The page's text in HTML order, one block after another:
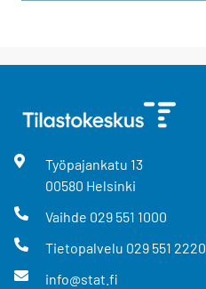
Työpajankatu 13
00580 Helsinki
Vaihde 029 551 1000
Tietopalvelu 029 551 2220
info@stat.fi